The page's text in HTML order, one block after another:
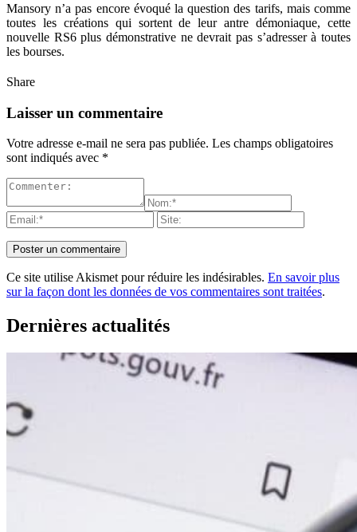
Mansory n’a pas encore évoqué la question des tarifs, mais comme
toutes les créations qui sortent de leur antre démoniaque, cette
nouvelle RS6 plus démonstrative ne devrait pas s’adresser à toutes
les bourses.
Share
Laisser un commentaire
Votre adresse e-mail ne sera pas publiée. Les champs obligatoires
sont indiqués avec *
Ce site utilise Akismet pour réduire les indésirables. En savoir plus
sur la façon dont les données de vos commentaires sont traitées.
Dernières actualités